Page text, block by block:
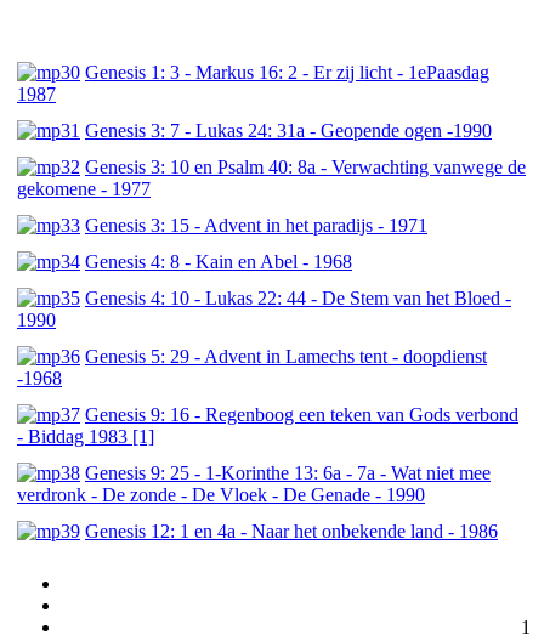
Genesis 1: 3 - Markus 16: 2 - Er zij licht - 1ePaasdag
1987
Genesis 3: 7 - Lukas 24: 31a - Geopende ogen -1990
Genesis 3: 10 en Psalm 40: 8a - Verwachting vanwege de
gekomene - 1977
Genesis 3: 15 - Advent in het paradijs - 1971
Genesis 4: 8 - Kain en Abel - 1968
Genesis 4: 10 - Lukas 22: 44 - De Stem van het Bloed -
1990
Genesis 5: 29 - Advent in Lamechs tent - doopdienst
-1968
Genesis 9: 16 - Regenboog een teken van Gods verbond
- Biddag 1983 [1]
Genesis 9: 25 - 1-Korinthe 13: 6a - 7a - Wat niet mee
verdronk - De zonde - De Vloek - De Genade - 1990
Genesis 12: 1 en 4a - Naar het onbekende land - 1986
1